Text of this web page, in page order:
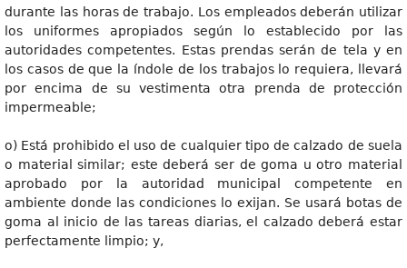
durante las horas de trabajo. Los empleados deberán utilizar
los uniformes apropiados según lo establecido por las
autoridades competentes. Estas prendas serán de tela y en
los casos de que la índole de los trabajos lo requiera, llevará
por encima de su vestimenta otra prenda de protección
impermeable;
o) Está prohibido el uso de cualquier tipo de calzado de suela
o material similar; este deberá ser de goma u otro material
aprobado por la autoridad municipal competente en
ambiente donde las condiciones lo exijan. Se usará botas de
goma al inicio de las tareas diarias, el calzado deberá estar
perfectamente limpio; y,